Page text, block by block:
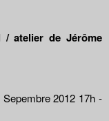
/ atelier de Jérôme
2012 17h -